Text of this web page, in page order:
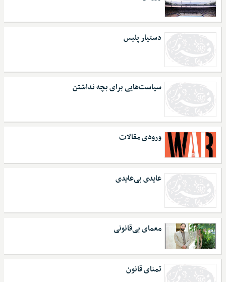
دستیار پلیس
سیاست‌هایی برای بچه نداشتن
ورودی مقالات
عایدی بی‌عایدی
معمای بی‌قانونی
تمنای قانون